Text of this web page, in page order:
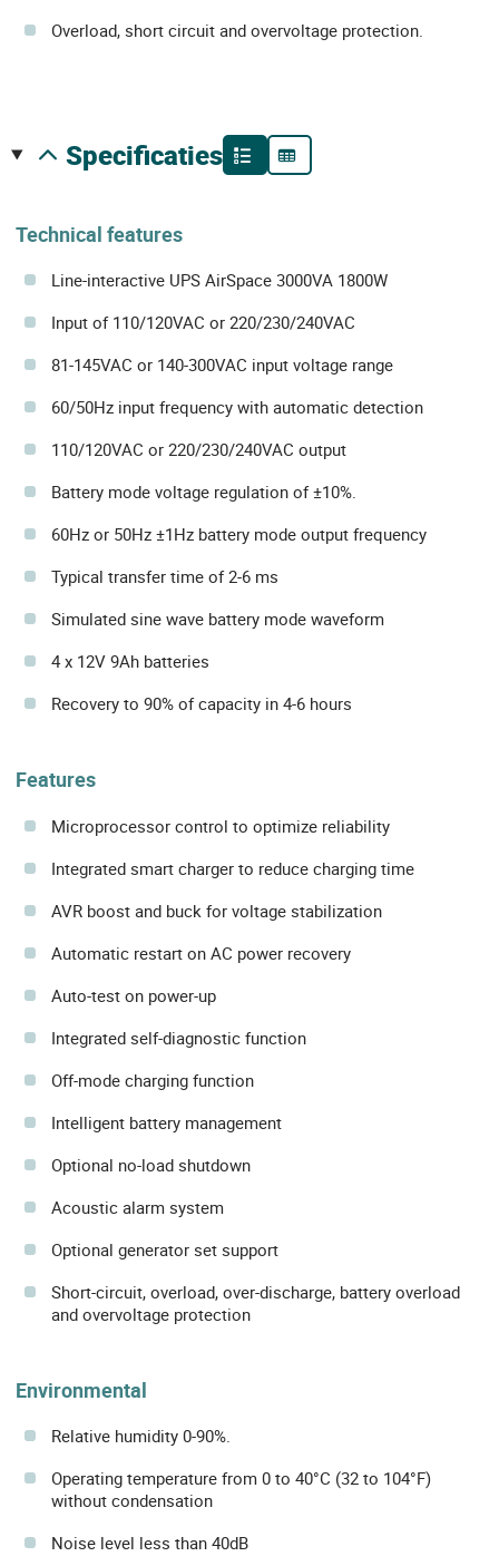
Overload, short circuit and overvoltage protection.
specificaties
Technical features
Line-interactive UPS AirSpace 3000VA 1800W
Input of 110/120VAC or 220/230/240VAC
81-145VAC or 140-300VAC input voltage range
60/50Hz input frequency with automatic detection
110/120VAC or 220/230/240VAC output
Battery mode voltage regulation of ±10%.
60Hz or 50Hz ±1Hz battery mode output frequency
Typical transfer time of 2-6 ms
Simulated sine wave battery mode waveform
4 x 12V 9Ah batteries
Recovery to 90% of capacity in 4-6 hours
Features
Microprocessor control to optimize reliability
Integrated smart charger to reduce charging time
AVR boost and buck for voltage stabilization
Automatic restart on AC power recovery
Auto-test on power-up
Integrated self-diagnostic function
Off-mode charging function
Intelligent battery management
Optional no-load shutdown
Acoustic alarm system
Optional generator set support
Short-circuit, overload, over-discharge, battery overload
and overvoltage protection
Environmental
Relative humidity 0-90%.
Operating temperature from 0 to 40°C (32 to 104°F)
without condensation
Noise level less than 40dB